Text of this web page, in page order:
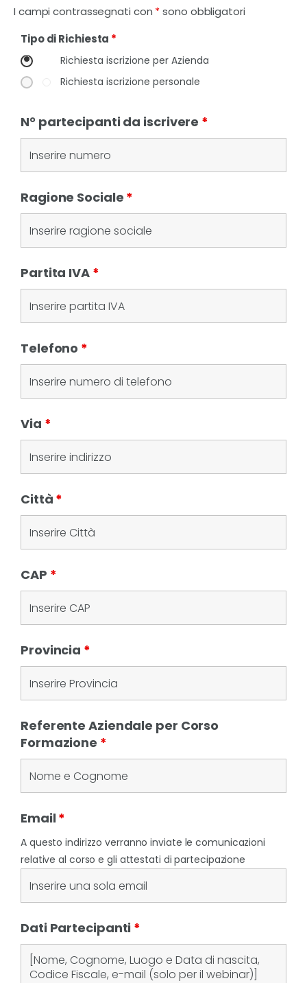
I campi contrassegnati con *sono obbligatori
Tipo di Richiesta *
Richiesta iscrizione per Azienda
Richiesta iscrizione personale
N° partecipanti da iscrivere *
Ragione Sociale *
Partita IVA *
Telefono *
Via *
Città *
CAP *
Provincia *
Referente Aziendale per Corso
Formazione *
Email *
A questo indirizzo verranno inviate le comunicazioni
relative al corso e gli attestati di partecipazione
Dati Partecipanti *